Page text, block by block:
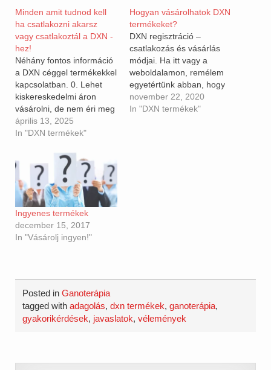
Minden amit tudnod kell
ha csatlakozni akarsz
vagy csatlakoztál a DXN -
hez!
Néhány fontos információ
a DXN céggel termékekkel
kapcsolatban. 0. Lehet
kiskereskedelmi áron
vásárolni, de nem éri meg
hisz a regisztráció
ingyenes és semmilyen
jár. Ha regisztrálni akarsz
törzsvásárlónak itt teheted
meg:
https://egyjodontes.dxn.hu
Ugyanitt tudsz kisker is
vásárolni ha mindenképp
azt akarod. A hogyanról itt
a videó
április 13, 2025
In "DXN termékek"
Hogyan vásárolhatok DXN
termékeket?
DXN regisztráció –
csatlakozás és vásárlás
módjai. Ha itt vagy a
weboldalamon, remélem
egyetértünk abban, hogy
aDXN termékeire szükség
van, és a legjobbak a
november 22, 2020
In "DXN termékek"
Ingyenes termékek
december 15, 2017
In "Vásárolj ingyen!"
Posted inGanoterápia
tagged withadagolás,dxn termékek,ganoterápia,
gyakorikérdések, javaslatok,vélemények